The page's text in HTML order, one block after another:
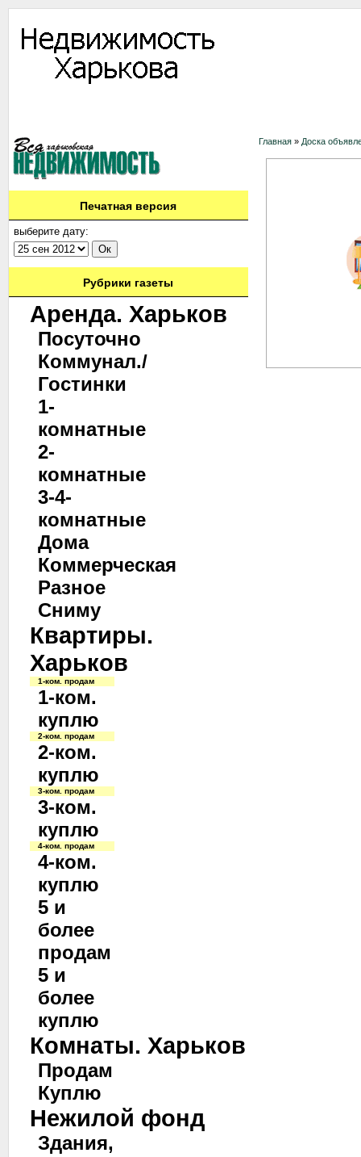
Печатная версия
выберите дату:
Рубрики газеты
Аренда. Харьков
Посуточно
Коммунал./
Гостинки
1-
комнатные
2-
комнатные
3-4-
комнатные
Дома
Коммерческая
Разное
Сниму
Квартиры.
Харьков
1-ком. продам
1-ком.
куплю
2-ком. продам
2-ком.
куплю
3-ком. продам
3-ком.
куплю
4-ком. продам
4-ком.
куплю
5 и
более
продам
5 и
более
куплю
Комнаты. Харьков
Продам
Куплю
Нежилой фонд
Здания,
Главная » Доска